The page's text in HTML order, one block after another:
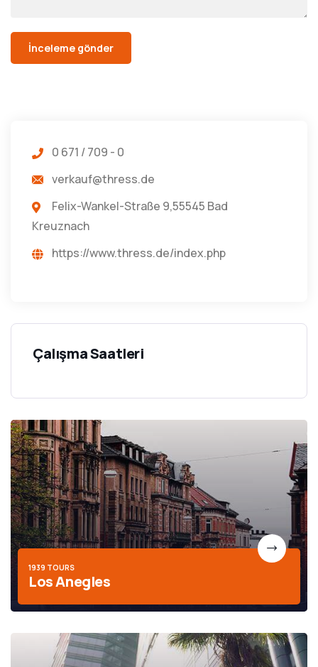
0 671 / 709 - 0
verkauf@thress.de
Felix-Wankel-Straße 9,55545 Bad
Kreuznach
https://www.thress.de/index.php
Çalışma Saatleri
1939 TOURS
Los Anegles